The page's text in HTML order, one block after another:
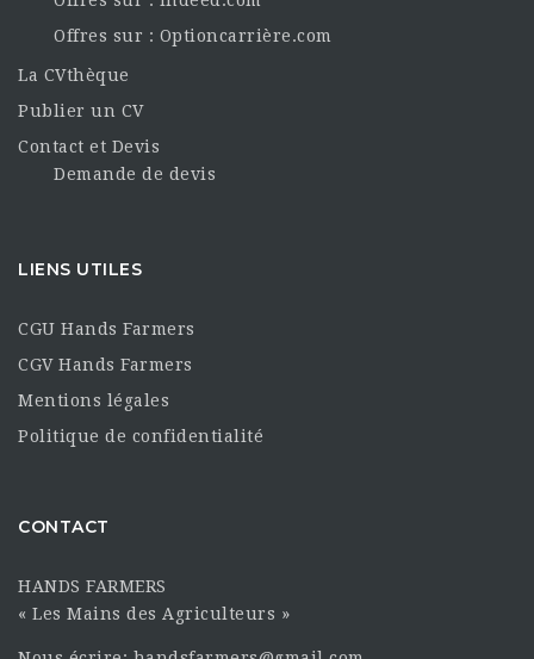
Offres sur : Optioncarrière.com
La CVthèque
Publier un CV
Contact et Devis
Demande de devis
LIENS UTILES
CGU Hands Farmers
CGV Hands Farmers
Mentions légales
Politique de confidentialité
CONTACT
HANDS FARMERS
« Les Mains des Agriculteurs »